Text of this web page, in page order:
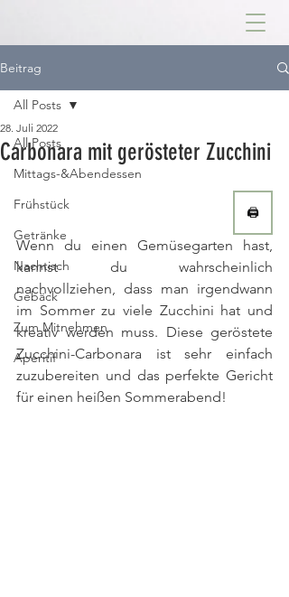
Beitrag
All Posts
Mittags-&Abendessen
Frühstück
Getränke
Nachtisch
Gebäck
Zum Mitnehmen
Aperitif
All Posts
Carbonara mit gerösteter Zucchini
28. Juli 2022
🖨
Wenn du einen Gemüsegarten hast,
kannst du wahrscheinlich
nachvollziehen, dass man irgendwann
im Sommer zu viele Zucchini hat und
kreativ werden muss. Diese geröstete
Zucchini-Carbonara ist sehr einfach
zuzubereiten und das perfekte Gericht
für einen heißen Sommerabend!